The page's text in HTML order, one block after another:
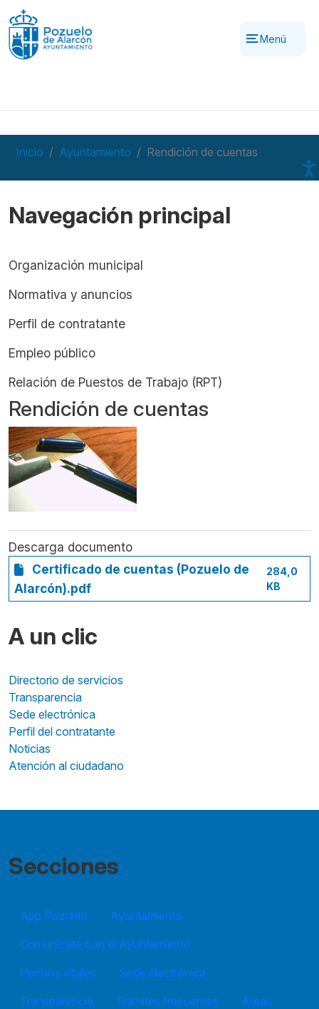
Pasar al contenido principal
Menú
Inicio Ayuntamiento Rendición de cuentas
Navegación principal
Organización municipal
Normativa y anuncios
Perfil de contratante
Empleo público
Relación de Puestos de Trabajo (RPT)
Rendición de cuentas
Descarga documento
Certificado de cuentas (Pozuelo de
Alarcón).pdf
284,0
KB
A un clic
Directorio de servicios
Transparencia
Sede electrónica
Perfil del contratante
Noticias
Atención al ciudadano
Secciones
App Pozuelo
Ayuntamiento
Comunícate con el Ayuntamiento
Hechos vitales
Sede electrónica
Transparencia
Trámites frecuentes Áreas